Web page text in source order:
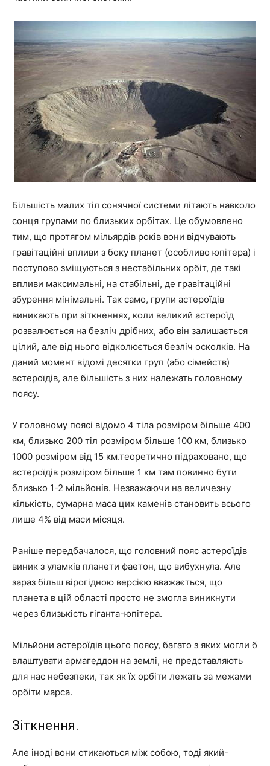
Більшість малих тіл сонячної системи літають навколо
сонця групами по близьких орбітах. Це обумовлено
тим, що протягом мільярдів років вони відчувають
гравітаційні впливи з боку планет (особливо юпітера) і
поступово зміщуються з нестабільних орбіт, де такі
впливи максимальні, на стабільні, де гравітаційні
збурення мінімальні. Так само, групи астероїдів
виникають при зіткненнях, коли великий астероїд
розвалюється на безліч дрібних, або він залишається
цілий, але від нього відколюється безліч осколків. На
даний момент відомі десятки груп (або сімейств)
астероїдів, але більшість з них належать головному
поясу.
У головному поясі відомо 4 тіла розміром більше 400
км, близько 200 тіл розміром більше 100 км, близько
1000 розміром від 15 км.теоретично підраховано, що
астероїдів розміром більше 1 км там повинно бути
близько 1-2 мільйонів. Незважаючи на величезну
кількість, сумарна маса цих каменів становить всього
лише 4% від маси місяця.
Раніше передбачалося, що головний пояс астероїдів
виник з уламків планети фаетон, що вибухнула. Але
зараз більш вірогідною версією вважається, що
планета в цій області просто не змогла виникнути
через близькість гіганта-юпітера.
Мільйони астероїдів цього поясу, багато з яких могли б
влаштувати армагеддон на землі, не представляють
для нас небезпеки, так як їх орбіти лежать за межами
орбіти марса.
Зіткнення.
Але іноді вони стикаються між собою, тоді який-